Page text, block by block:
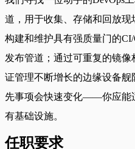
道，用于收集、存储和回放现
构建和维护具有强质量门的
发布管道；通过可重复的镜
证管理不断增长的边缘设备
先事项会快速变化——你应能
有基础设施。
任职要求